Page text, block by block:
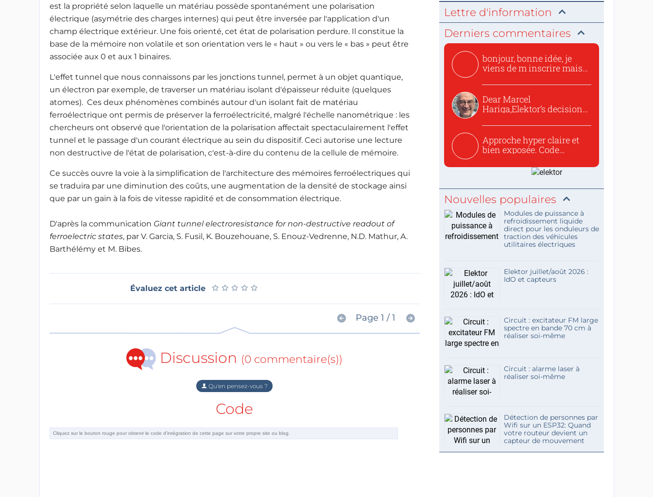
est la propriété selon laquelle un matériau possède spontanément une polarisation
électrique (asymétrie des charges internes) qui peut être inversée par l'application d'un
champ électrique extérieur. Une fois orienté, cet état de polarisation perdure. Il constitue la
base de la mémoire non volatile et son orientation vers le « haut » ou vers le « bas » peut être
associée aux 0 et aux 1 binaires.
L'effet tunnel que nous connaissons par les jonctions tunnel, permet à un objet quantique,
un électron par exemple, de traverser un matériau isolant d'épaisseur réduite (quelques
atomes). Ces deux phénomènes combinés autour d'un isolant fait de matériau
ferroélectrique ont permis de préserver la ferroélectricité, malgré l'échelle nanométrique : les
chercheurs ont observé que l'orientation de la polarisation affectait spectaculairement l'effet
tunnel et le passage d'un courant électrique au sein du dispositif. Ceci autorise une lecture
non destructive de l'état de polarisation, c'est-à-dire du contenu de la cellule de mémoire.
Ce succès ouvre la voie à la simplification de l'architecture des mémoires ferroélectriques qui
se traduira par une diminution des coûts, une augmentation de la densité de stockage ainsi
que par un gain à la fois de vitesse rapidité et de consommation électrique.
D'après la communication Giant tunnel electroresistance for non-destructive readout of
ferroelectric states, par V. Garcia, S. Fusil, K. Bouzehouane, S. Enouz-Vedrenne, N.D. Mathur, A.
Barthélémy et M. Bibes.
Évaluez cet article ★ ★ ★ ★ ★
★ ★ ★ ★ ★
Page 1 / 1
Discussion (0 commentaire(s))
Qu'en pensez-vous ?
Code
Lettre d'information
Derniers commentaires
bonjour, bonne idée, je
viens de m inscrire mais
Dear Marcel
Hariga,Elektor’s decision
Approche hyper claire et
bien exposée. Code
Nouvelles populaires
Modules de puissance à
refroidissement liquide
direct pour les onduleurs de
traction des véhicules
utilitaires électriques
Elektor juillet/août 2026 :
IdO et capteurs
Circuit : excitateur FM large
spectre en bande 70 cm à
réaliser soi-même
Circuit : alarme laser à
réaliser soi-même
Détection de personnes par
Wifi sur un ESP32: Quand
votre routeur devient un
capteur de mouvement